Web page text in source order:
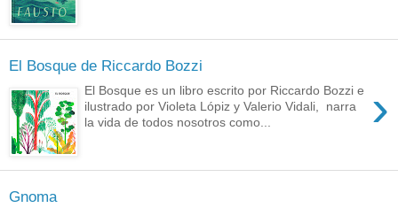
El Bosque de Riccardo Bozzi
›
El Bosque es un libro escrito por Riccardo Bozzi e
ilustrado por Violeta Lópiz y Valerio Vidali, narra
la vida de todos nosotros como...
Gnoma